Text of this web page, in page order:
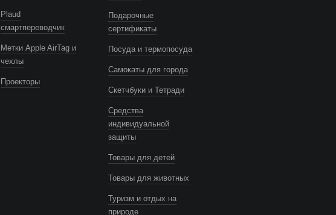
Plaud
смартпереводчик
Метки Apple AirTag и
чехлы
Проекторы
Подарочные
сертификаты
Посуда и термопосуда
Самокаты для города
Скетчбуки и Тетради
Средства
индивидуальной
защиты
Товары для детей
Товары для животных
Туризм и отдых на
природе